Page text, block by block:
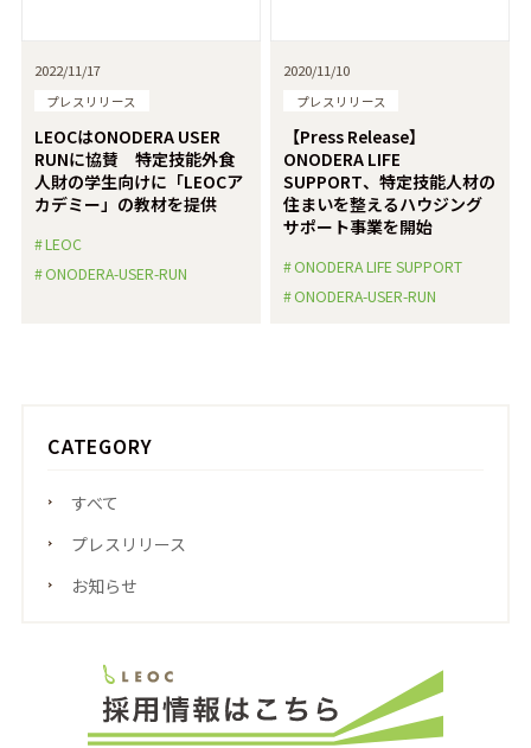
2022/11/17
プレスリリース
LEOCはONODERA USER
RUNに協賛 特定技能外食
人財の学生向けに「LEOCア
カデミー」の教材を提供
LEOC
ONODERA-USER-RUN
2020/11/10
プレスリリース
【Press Release】
ONODERA LIFE
SUPPORT、特定技能人材の
住まいを整えるハウジング
サポート事業を開始
ONODERA LIFE SUPPORT
ONODERA-USER-RUN
CATEGORY
すべて
プレスリリース
お知らせ